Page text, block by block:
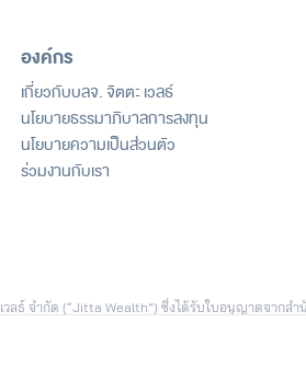
องค์กร
เกี่ยวกับบลจ. จิตตะ เวลธ์
นโยบายธรรมาภิบาลการลงทุน
นโยบายความเป็นส่วนตัว
ร่วมงานกับเรา
ธ์ จำกัด (“Jitta Wealth”) ซึ่งได้รับใบอนุญาตจา
ม จำกัด (“Jitta.com”) เพื่อสนับสนุนการตัดสินใจล
อดีตหรือสมมติฐานทางสถิติ เพื่อใช้ประกอบการอธิ
างประเทศ ผลตอบแทนของผู้ลงทุนแต่ละรายอาจแ